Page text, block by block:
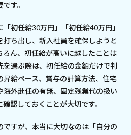
す。
初任給30万円」「初任給40万円」
打ち出し、新入社員を確保しようと
ん、初任給が高いに越したことは
を選ぶ際は、初任給の金額だけで判
給ペース、賞与の計算方法、住宅
海外赴任の有無、固定残業代の扱い
認しておくことが大切です。
すが、本当に大切なのは「自分の